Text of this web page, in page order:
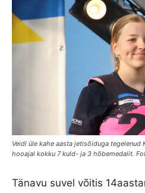
Veidi üle kahe aasta jetisõiduga tegelenud
hooajal kokku 7 kuld- ja 3 hõbemedalit.
Tänavu suvel võitis